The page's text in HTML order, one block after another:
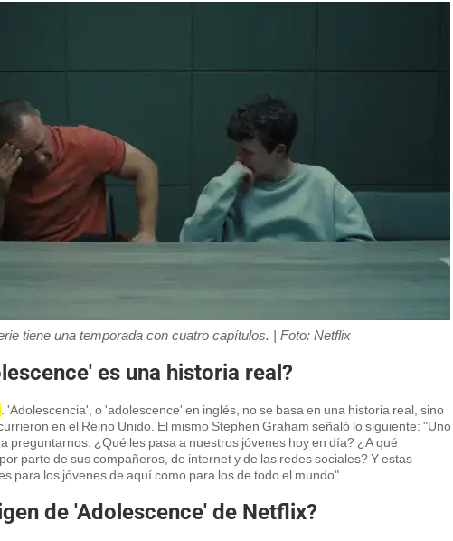
tiene una temporada con cuatro capítulos. | Foto: Netflix
es una historia real?
. 'Adolescencia', o 'adolescence' en inglés, no se basa en una historia real, sino
en el Reino Unido. El mismo Stephen Graham señaló lo siguiente: "Uno
preguntarnos: ¿Qué les pasa a nuestros jóvenes hoy en día? ¿A qué
parte de sus compañeros, de internet y de las redes sociales? Y estas
para los jóvenes de aquí como para los de todo el mundo".
de 'Adolescence' de Netflix?